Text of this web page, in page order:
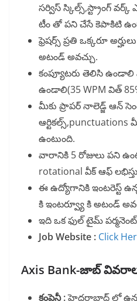
సర్విస్ స్కిల్స్,స్ట్రాంగ్
టీం తో పని చేసే కెపాకిటి
ఫ్రెషర్స్ ప్రతి ఒక్కరూ
అటండ్ అవచ్చు.
కంప్యూటరు తెలిసి
ఉండాలి(35 WPM విత్
మీకు ప్రాపర్ నాలెడ్జ్ ఆన్
ఉంటుంది.
వారానికి 5 రోజులు పని
rotational వీక్ ఆఫ్
ఈ ఉద్యోగానికి ఇంటరెస్ట్
కి ఇంటర్వ్యూ కి అటండ్
ఇది ఒక ఫుల్ టైమ్
Job Website : Click
Axis Bank-జాబ్
కంపెనీ :హైదరాబాద్ లో ఉన్న